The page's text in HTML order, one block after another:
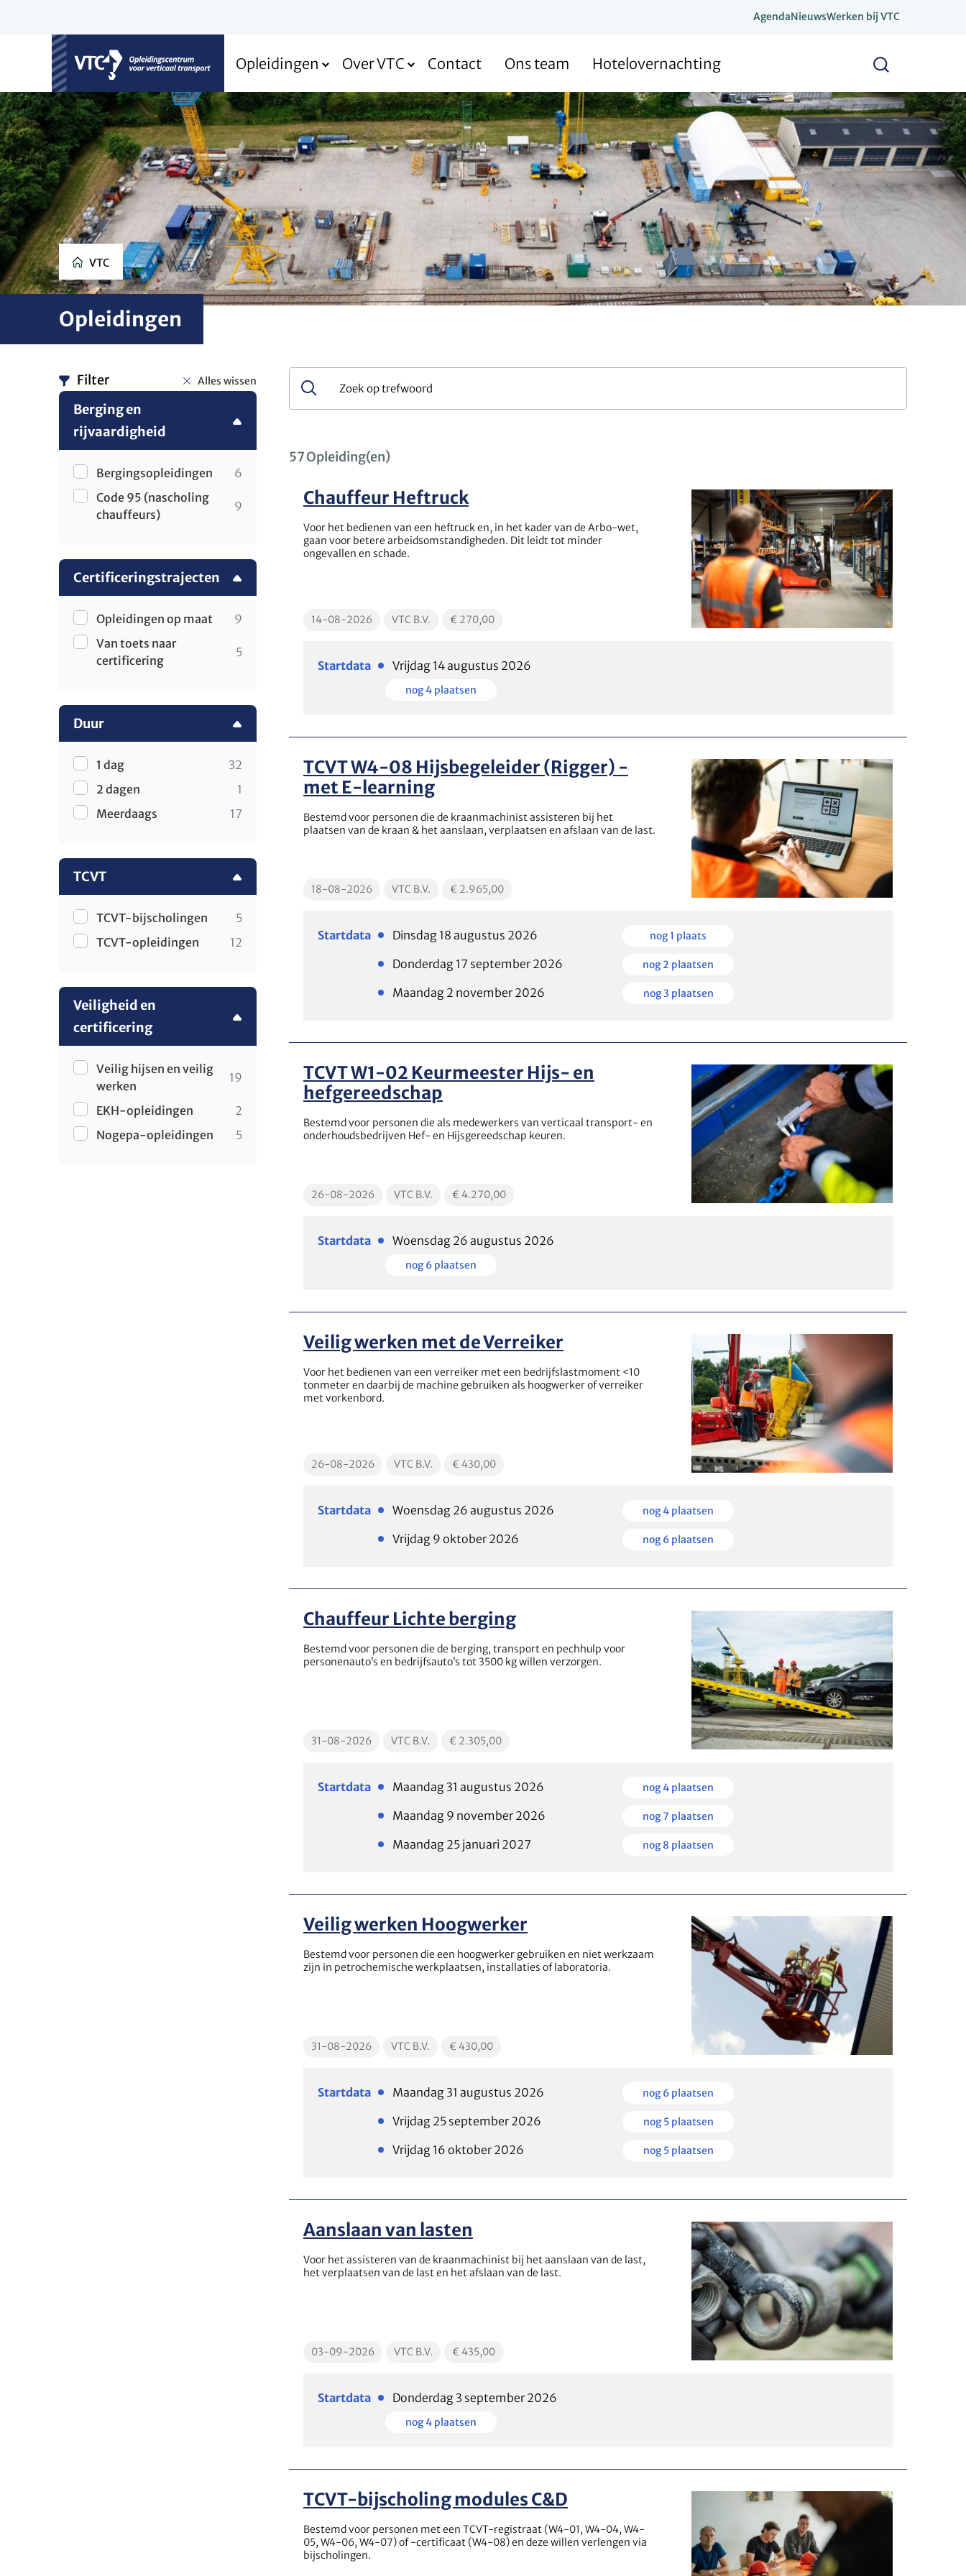
AgendaNieuwsWerken bij VTC
Opleidingen Over VTC Contact Ons team Hotelovernachting Zoeken
VTC
Opleidingen
Filter Alles wissen
Berging en
rijvaardigheid
Bergingsopleidingen
6
Code 95 (nascholing
chauffeurs)
9
Certificeringstrajecten
Opleidingen op maat
9
Van toets naar
certificering
5
Duur
1 dag
32
2 dagen
1
Meerdaags
17
TCVT
TCVT-bijscholingen
5
TCVT-opleidingen
12
Veiligheid en
certificering
Veilig hijsen en veilig
werken
19
EKH-opleidingen
2
Nogepa-opleidingen
5
Zoek
Zoeken
57 Opleiding(en)
Chauffeur Heftruck
Voor het bedienen van een heftruck en, in het kader van de Arbo-wet,
gaan voor betere arbeidsomstandigheden. Dit leidt tot minder
ongevallen en schade.
EducationDate
14-08-2026 EducationLocation
VTC B.V. EducationPrice
€ 270,00
Startdata
Plaatsen
beschikbaar
Vrijdag 14 augustus 2026
Plaatsennog 4 plaatsen
TCVT W4-08 Hijsbegeleider (Rigger) -
met E-learning
Bestemd voor personen die de kraanmachinist assisteren bij het
plaatsen van de kraan & het aanslaan, verplaatsen en afslaan van de last.
EducationDate
18-08-2026 EducationLocation
VTC B.V. EducationPrice
€ 2.965,00
Startdata
Plaatsen
Dinsdag 18 augustus 2026
Plaatsennog 1 plaats
Plaatsen
Donderdag 17 september 2026
Plaatsennog 2 plaatsen
Plaatsen
Maandag 2 november 2026
Plaatsennog 3 plaatsen
TCVT W1-02 Keurmeester Hijs- en
hefgereedschap
Bestemd voor personen die als medewerkers van verticaal transport- en
onderhoudsbedrijven Hef- en Hijsgereedschap keuren.
EducationDate
26-08-2026 EducationLocation
VTC B.V. EducationPrice
€ 4.270,00
Startdata
Plaatsen
beschikbaar
Woensdag 26 augustus 2026
Plaatsennog 6 plaatsen
Veilig werken met de Verreiker
Voor het bedienen van een verreiker met een bedrijfslastmoment <10
tonmeter en daarbij de machine gebruiken als hoogwerker of verreiker
met vorkenbord.
EducationDate
26-08-2026 EducationLocation
VTC B.V. EducationPrice
€ 430,00
Startdata
Plaatsen
Woensdag 26 augustus 2026
Plaatsennog 4 plaatsen
Plaatsen
Vrijdag 9 oktober 2026
Plaatsennog 6 plaatsen
Chauffeur Lichte berging
Bestemd voor personen die de berging, transport en pechhulp voor
personenauto’s en bedrijfsauto’s tot 3500 kg willen verzorgen.
EducationDate
31-08-2026 EducationLocation
VTC B.V. EducationPrice
€ 2.305,00
Startdata
Plaatsen
Maandag 31 augustus 2026
Plaatsennog 4 plaatsen
Plaatsen
Maandag 9 november 2026
Plaatsennog 7 plaatsen
Plaatsen
Maandag 25 januari 2027
Plaatsennog 8 plaatsen
Veilig werken Hoogwerker
Bestemd voor personen die een hoogwerker gebruiken en niet werkzaam
zijn in petrochemische werkplaatsen, installaties of laboratoria.
EducationDate
31-08-2026 EducationLocation
VTC B.V. EducationPrice
€ 430,00
Startdata
Plaatsen
Maandag 31 augustus 2026
Plaatsennog 6 plaatsen
Plaatsen
Vrijdag 25 september 2026
Plaatsennog 5 plaatsen
Plaatsen
Vrijdag 16 oktober 2026
Plaatsennog 5 plaatsen
Aanslaan van lasten
Voor het assisteren van de kraanmachinist bij het aanslaan van de last,
het verplaatsen van de last en het afslaan van de last.
EducationDate
03-09-2026 EducationLocation
VTC B.V. EducationPrice
€ 435,00
Startdata
Plaatsen
beschikbaar
Donderdag 3 september 2026
Plaatsennog 4 plaatsen
TCVT-bijscholing modules C&D
Bestemd voor personen met een TCVT-registraat (W4-01, W4-04, W4-
05, W4-06, W4-07) of -certificaat (W4-08) en deze willen verlengen via
bijscholingen.